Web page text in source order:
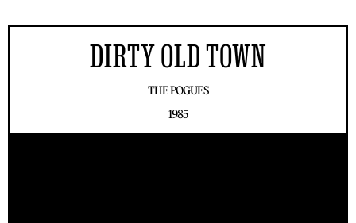
DIRTY OLD TOWN
THE POGUES
1985